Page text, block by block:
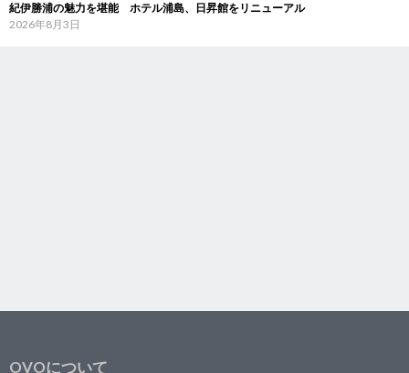
紀伊勝浦の魅力を堪能 ホテル浦島、日昇館をリニューアル
2026年8月3日
OVOについて